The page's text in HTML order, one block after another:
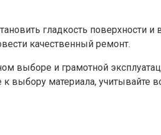
гладкость поверхности и
качественный ремонт.
выборе и грамотной
к выбору материала, учитывайте